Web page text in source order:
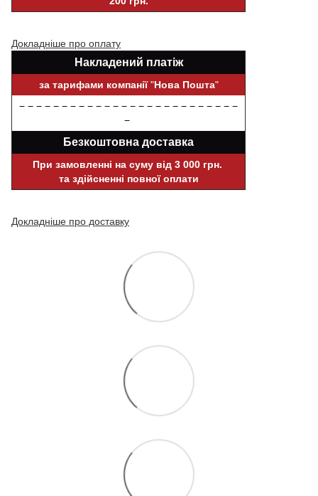
Докладніше про оплату
Накладений платіж
за тарифами компанії"Нова Пошта"
− − − − − − − − − − − − − − − − − − − − − − − − − −
−
Безкоштовна доставка
При замовленні на суму від 3 000 грн.
та здійсненні повної оплати
Докладніше про доставку